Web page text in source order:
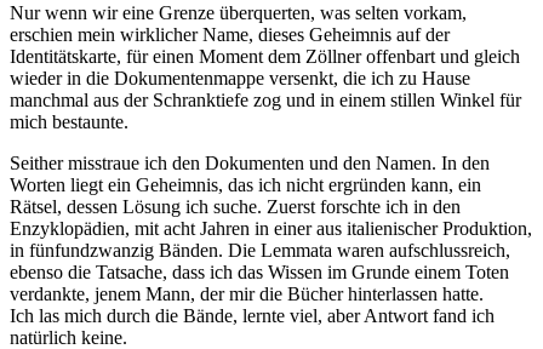
Nur wenn wir eine Grenze überquerten, was selten vorkam,
erschien mein wirklicher Name, dieses Geheimnis auf der
Identitätskarte, für einen Moment dem Zöllner offenbart und gleich
wieder in die Dokumentenmappe versenkt, die ich zu Hause
manchmal aus der Schranktiefe zog und in einem stillen Winkel für
mich bestaunte.
Seither misstraue ich den Dokumenten und den Namen. In den
Worten liegt ein Geheimnis, das ich nicht ergründen kann, ein
Rätsel, dessen Lösung ich suche. Zuerst forschte ich in den
Enzyklopädien, mit acht Jahren in einer aus italienischer Produktion,
in fünfundzwanzig Bänden. Die Lemmata waren aufschlussreich,
ebenso die Tatsache, dass ich das Wissen im Grunde einem Toten
verdankte, jenem Mann, der mir die Bücher hinterlassen hatte.
Ich las mich durch die Bände, lernte viel, aber Antwort fand ich
natürlich keine.